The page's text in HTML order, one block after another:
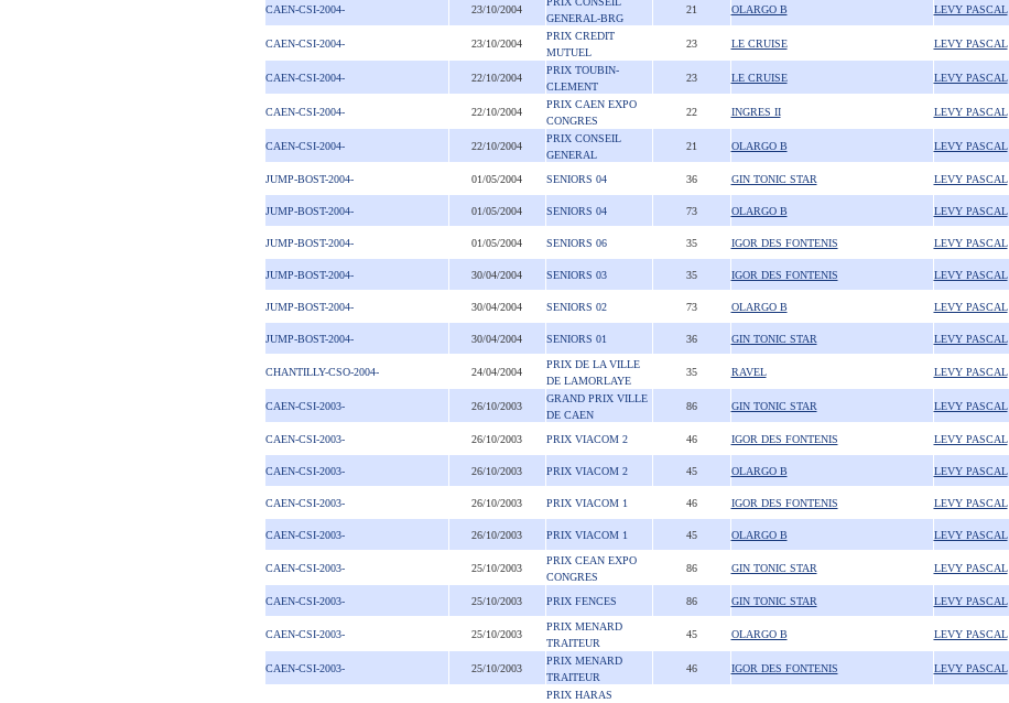
CAEN-CSI-2004- 23/10/2004
GENERAL-BRG
21 OLARGO B LEVY PASCAL
CAEN-CSI-2004- 23/10/2004
PRIX CREDIT
MUTUEL
23 LE CRUISE LEVY PASCAL
CAEN-CSI-2004- 22/10/2004
PRIX TOUBIN-
CLEMENT
23 LE CRUISE LEVY PASCAL
CAEN-CSI-2004- 22/10/2004
PRIX CAEN EXPO
CONGRES
22 INGRES II LEVY PASCAL
CAEN-CSI-2004- 22/10/2004
PRIX CONSEIL
GENERAL
21 OLARGO B LEVY PASCAL
JUMP-BOST-2004- 01/05/2004 SENIORS 04 36 GIN TONIC STAR LEVY PASCAL
JUMP-BOST-2004- 01/05/2004 SENIORS 04 73 OLARGO B LEVY PASCAL
JUMP-BOST-2004- 01/05/2004 SENIORS 06 35 IGOR DES FONTENIS LEVY PASCAL
JUMP-BOST-2004- 30/04/2004 SENIORS 03 35 IGOR DES FONTENIS LEVY PASCAL
JUMP-BOST-2004- 30/04/2004 SENIORS 02 73 OLARGO B LEVY PASCAL
JUMP-BOST-2004- 30/04/2004 SENIORS 01 36 GIN TONIC STAR LEVY PASCAL
CHANTILLY-CSO-2004- 24/04/2004
PRIX DE LA VILLE
DE LAMORLAYE
35 RAVEL LEVY PASCAL
CAEN-CSI-2003- 26/10/2003
GRAND PRIX VILLE
DE CAEN
86 GIN TONIC STAR LEVY PASCAL
CAEN-CSI-2003- 26/10/2003 PRIX VIACOM 2 46 IGOR DES FONTENIS LEVY PASCAL
CAEN-CSI-2003- 26/10/2003 PRIX VIACOM 2 45 OLARGO B LEVY PASCAL
CAEN-CSI-2003- 26/10/2003 PRIX VIACOM 1 46 IGOR DES FONTENIS LEVY PASCAL
CAEN-CSI-2003- 26/10/2003 PRIX VIACOM 1 45 OLARGO B LEVY PASCAL
CAEN-CSI-2003- 25/10/2003
PRIX CEAN EXPO
CONGRES
86 GIN TONIC STAR LEVY PASCAL
CAEN-CSI-2003- 25/10/2003 PRIX FENCES 86 GIN TONIC STAR LEVY PASCAL
CAEN-CSI-2003- 25/10/2003
PRIX MENARD
TRAITEUR
45 OLARGO B LEVY PASCAL
CAEN-CSI-2003- 25/10/2003
PRIX MENARD
TRAITEUR
46 IGOR DES FONTENIS LEVY PASCAL
PRIX HARAS